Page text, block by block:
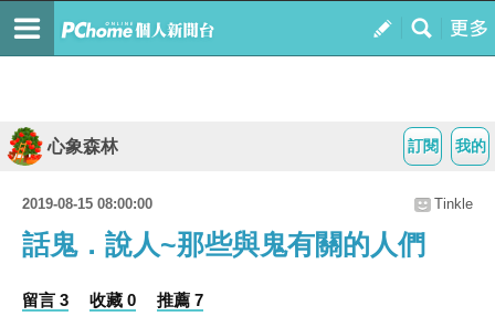
我的
訂閱
心象森林
2019-08-15 08:00:00 Tinkle
話鬼．說人~那些與鬼有關的人們
留言 3 收藏 0 推薦 7